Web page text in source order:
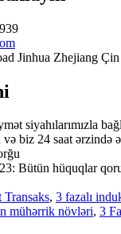
Jinhua Zhejiang Çin
siyahılarımızla
biz 24 saat ərzində
Bütün hüquqlar
Transaks, 3 fazalı
mühərrik növləri, 3